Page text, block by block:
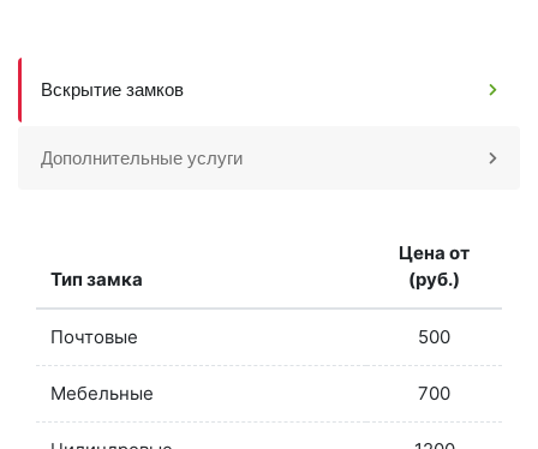
Вскрытие замков
Дополнительные услуги
Тип замка
Цена от
(руб.)
Почтовые 500
Мебельные 700